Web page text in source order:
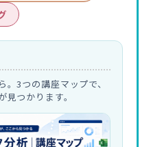
3つの講座マップで、
つかります。